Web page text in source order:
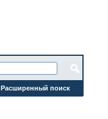
Расширенный поиск